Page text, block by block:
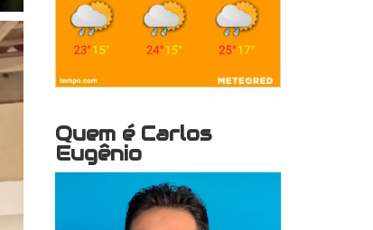
Quem é Carlos
Eugênio